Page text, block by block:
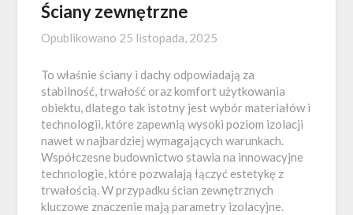
Ściany zewnętrzne
Opublikowano 25 listopada, 2025
To właśnie ściany i dachy odpowiadają za
stabilność, trwałość oraz komfort użytkowania
obiektu, dlatego tak istotny jest wybór materiałów i
technologii, które zapewnią wysoki poziom izolacji
nawet w najbardziej wymagających warunkach.
Współczesne budownictwo stawia na innowacyjne
technologie, które pozwalają łączyć estetykę z
trwałością. W przypadku ścian zewnętrznych
kluczowe znaczenie mają parametry izolacyjne.